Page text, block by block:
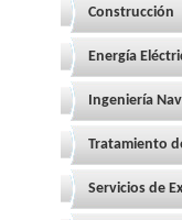
Construcción
Energía
Ingeniería
Tratamiento
Servicios de